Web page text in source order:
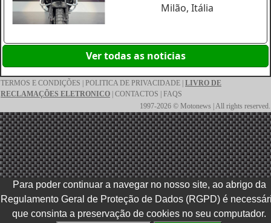
Milão, Itália
Ver todas as noticias
TERMOS E CONDIÇÕES POLITICA DE PRIVACIDADE LIVRO DE
RECLAMAÇÕES ELETRONICO CONTACTOS
FAQS
1997-2026 © Motonews | All rights reserved.
Para poder continuar a navegar no nosso site, ao abrigo da
Regulamento Geral de Proteção de Dados (RGPD) é
que consinta a preservação de cookies no seu computador.